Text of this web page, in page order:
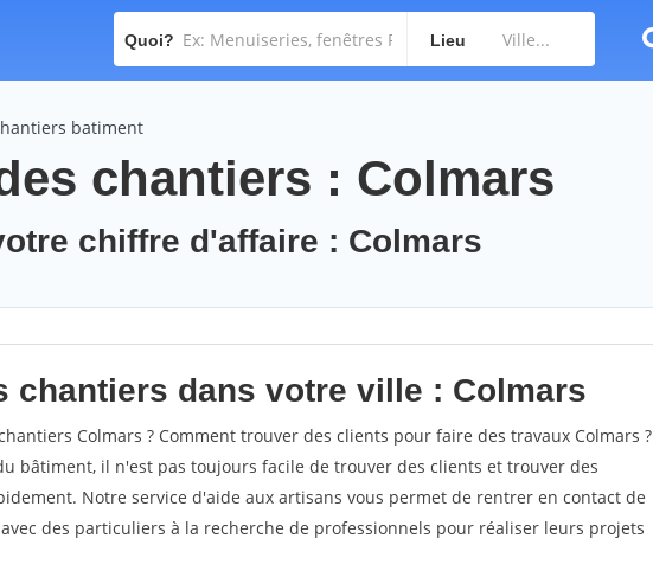
Quoi? Lieu
batiment
chantiers : Colmars
chiffre d'affaire : Colmars
chantiers dans votre ville : Colmars
Colmars ? Comment trouver des clients pour faire des travaux Colmars ?
bâtiment, il n'est pas toujours facile de trouver des clients et trouver des
Notre service d'aide aux artisans vous permet de rentrer en contact de
des particuliers à la recherche de professionnels pour réaliser leurs projets